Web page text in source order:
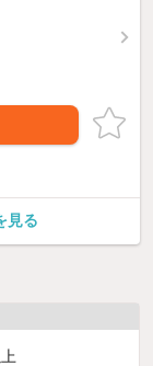
見る